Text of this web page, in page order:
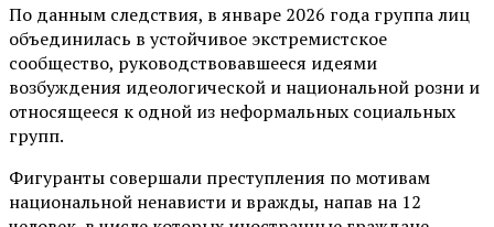
По данным следствия, в январе 2026 года группа лиц
объединилась в устойчивое экстремистское
сообщество, руководствовавшееся идеями
возбуждения идеологической и национальной розни и
относящееся к одной из неформальных социальных
групп.
Фигуранты совершали преступления по мотивам
национальной ненависти и вражды, напав на 12